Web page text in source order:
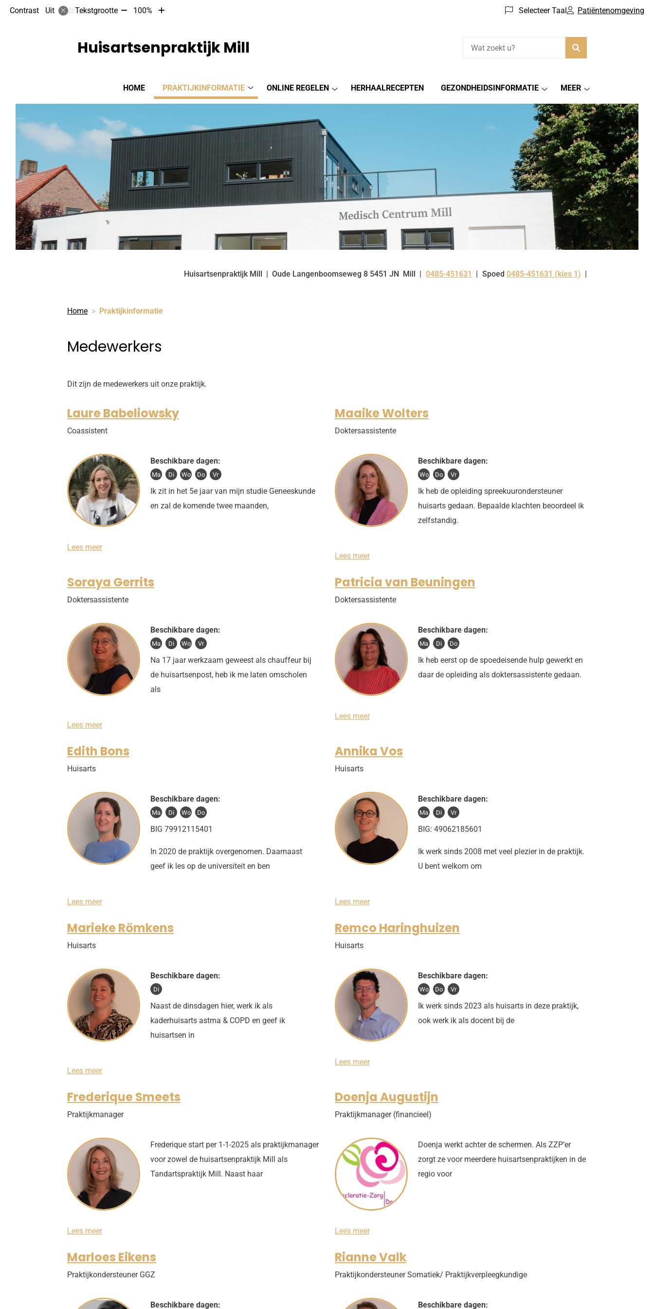
Contrast Uit Tekstgrootte Tekst
10%
100%
Tekst
Selecteer Taal Patiëntenomgeving
Hoofdmenu
HOME
PRAKTIJKINFORMATIE
Praktijkinformatie
submenu
ONLINE REGELEN
HERHAALRECEPTEN
GEZONDHEIDSINFORMATIE
submenu
MEER
submenu
Huisartsenpraktijk Mill
Huisartsenpraktijk Mill Oude Langenboomseweg 8 5451 JN Mill Tel:
0485-451631 Spoed 0485-451631 (kies 1)
Home Praktijkinformatie
Medewerkers
Dit zijn de medewerkers uit onze praktijk.
Laure Babeliowsky
Coassistent
Beschikbare dagen:
Ma Di Wo Do Vr
Ik zit in het 5e jaar van mijn studie Geneeskunde
en zal de komende twee maanden,
Lees meerL
e
a
e
l
i
o
w
s
k
Maaike Wolters
Doktersassistente
Beschikbare dagen:
Wo Do Vr
Ik heb de opleiding spreekuurondersteuner
huisarts gedaan. Bepaalde klachten beoordeel ik
zelfstandig.
Lees meerM
i
e
l
t
e
r
s
Soraya Gerrits
Doktersassistente
Beschikbare dagen:
Ma Di Wo Vr
Na 17 jaar werkzaam geweest als chauffeur bij
de huisartsenpost, heb ik me laten omscholen
als
Lees meerS
a
r
i
t
s
Patricia van Beuningen
Doktersassistente
Beschikbare dagen:
Ma Di Do
Ik heb eerst op de spoedeisende hulp gewerkt en
daar de opleiding als doktersassistente gedaan.
Lees meerP
i
v
a
n
B
e
n
n
Edith Bons
Huisarts
Beschikbare dagen:
Ma Di Wo Do
BIG 79912115401
In 2020 de praktijk overgenomen. Daarnaast
geef ik les op de universiteit en ben
Lees meerE
s
Annika Vos
Huisarts
Beschikbare dagen:
Ma Di Vr
BIG: 49062185601
Ik werk sinds 2008 met veel plezier in de praktijk.
U bent welkom om
Lees meerA
i
s
Marieke Römkens
Huisarts
Beschikbare dagen:
Di
Naast de dinsdagen hier, werk ik als
kaderhuisarts astma & COPD en geef ik
huisartsen in
Lees meerM
k
ö
m
k
e
n
s
Remco Haringhuizen
Huisarts
Beschikbare dagen:
Wo Do Vr
Ik werk sinds 2023 als huisarts in deze praktijk,
ook werk ik als docent bij de
Lees meerR
o
a
i
n
g
u
i
z
e
n
Frederique Smeets
Praktijkmanager
Frederique start per 1-1-2025 als praktijkmanager
voor zowel de huisartsenpraktijk Mill als
Tandartspraktijk Mill. Naast haar
Lees meerF
d
r
u
Doenja Augustijn
Praktijkmanager (financieel)
Doenja werkt achter de schermen. Als ZZP’er
zorgt ze voor meerdere huisartsenpraktijken in de
regio voor
Lees meerD
n
a
g
Marloes Eikens
Praktijkondersteuner GGZ
Beschikbare dagen:
Rianne Valk
Praktijkondersteuner Somatiek/ Praktijkverpleegkundige
Beschikbare dagen: